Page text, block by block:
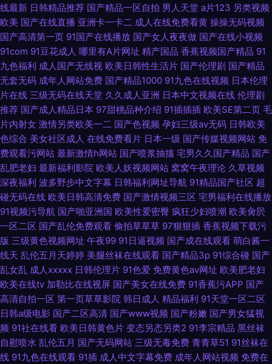
线最新 日韩精品推荐 国产精品一区自拍 男人天堂 a片123 另类视频
欧美 国产在线直播 亚洲卡一卡二 成人在线免费看黄 操操无码视频
国产高清第一页 91国产在线播放 国产女人夜夜做 国产在线小视频
91com 91豆花成人 哪里有A片网址 精产国品 香蕉视频国产精品 91
九色福利 成人国产无线视 欧美日韩性生活片 国产伦理剧 国产精品
无套无码 成年人网站免费 国产精品1000 91九色在线视频 日本伦理
片在线 三级无码在线天堂 久久成人亚洲 日本中文视频在线 伦理剧
推荐 国产成人精品日本 97甜桃品种介绍 91插插插 欧美SE第二页 毛
片内射女 激情另类欧美一二 国产色视频 孕妇三级av无码 日韩欧美
色综合 美女社区成人 在线免费看片 日本一级 国产传媒视频网站 免
费观看污网站 最新激情h网站 国产喷浆抽搐 宅男久久国产精品 国产
乱肥老妇 最新福利影院 欧美人妖视频网站 窝窝午夜理论 久草视频
深夜福利 波多野步中文字幕 日韩福利网址导航 91精品国产社区 超
碰无码在线 欧美日韩高清免费 国产激情视频三区 宅男福利在线播放
91视频污导航 国产啪亚洲国 欧美性爱密臀 疯狂少妇喷潮 欧美肏屄
一区二区 国产乱伦免费观看 偷拍草草草 97狠狠插 香蕉视频下载污
版 三级黄色视频网址 午夜99 91日逼视频 国产成在线观看 萌白酱一
线天 乱伦五月天婷婷 美腿丝袜在线观看 国产精品3p 91综合碰 国产
乱女乱 成人xxxxx 日韩伦理片 91色爱 免费黄色av网址 欧美肥老妇
欧美在线tv 加勒比在线视屏 国产美女在线免费 91香蕉污APP 国产
高清自拍一区 第一页草草影院 韩日成人 精品福利 91天堂一区二区
日韩a级电影 国产二区高清 国产www视频 国产粉嫩 国产男女猛视
频 91社在线看 欧美日韩黄色片 变态另态另类2 91李宗精品 黑丝袜
自慰喷水 乱伦五月 国产无码网站 三级无毒免费 青青草51 91丝袜在
线 91九色在线观看 91插 成人中文字幕免费 成年人网站视频 免费在